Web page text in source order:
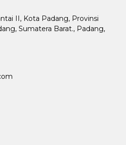
II, Kota Padang, Provinsi
Sumatera Barat., Padang,